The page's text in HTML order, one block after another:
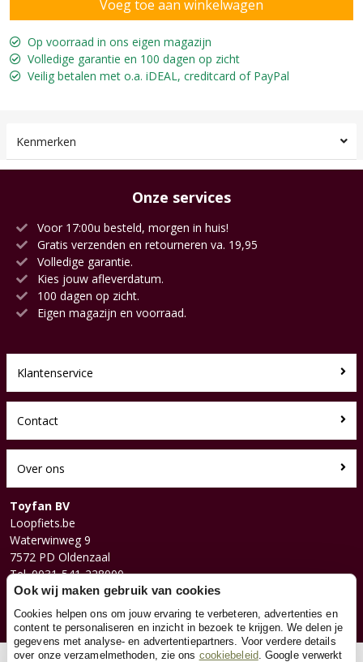
Op voorraad in ons eigen magazijn
Volledige garantie en 100 dagen op zicht
Veilig betalen met o.a. iDEAL, creditcard of PayPal
Kenmerken
Onze services
Voor 17:00u besteld, morgen in huis!
Gratis verzenden en retourneren va. 19,95
Volledige garantie.
Kies jouw afleverdatum.
100 dagen op zicht.
Eigen magazijn en voorraad.
Klantenservice
Contact
Over ons
Toyfan BV
Loopfiets.be
Waterwinweg 9
7572 PD Oldenzaal
Tel. 0031-541-228000
Facebook
Instagram
Ook wij maken gebruik van cookies
Cookies helpen ons om jouw ervaring te verbeteren, advertenties en
content te personaliseren en inzicht in bezoek te krijgen. We delen je
gegevens met analyse- en advertentiepartners. Voor verdere details
over onze verzamelmethoden, zie ons cookiebeleid. Google verwerkt